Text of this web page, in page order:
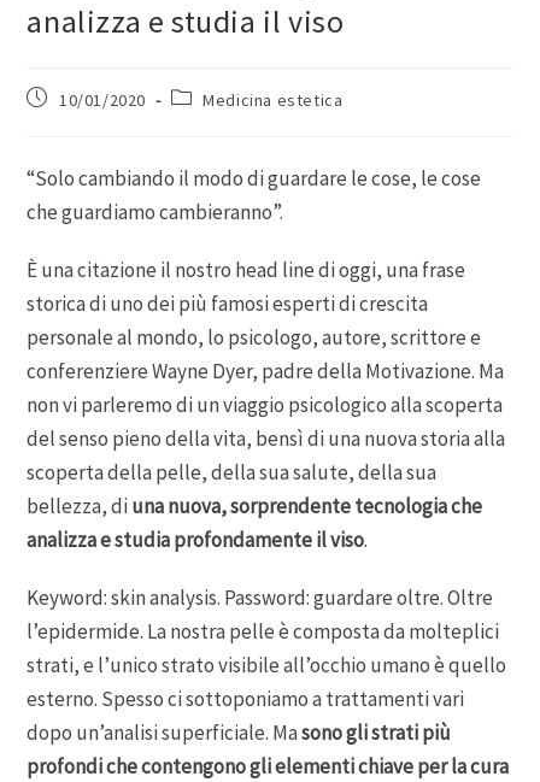
analizza e studia il viso
10/01/2020 Medicina estetica
“Solo cambiando il modo di guardare le cose, le cose
che guardiamo cambieranno”.
È una citazione il nostro head line di oggi, una frase
storica di uno dei più famosi esperti di crescita
personale al mondo, lo psicologo, autore, scrittore e
conferenziere Wayne Dyer, padre della Motivazione. Ma
non vi parleremo di un viaggio psicologico alla scoperta
del senso pieno della vita, bensì di una nuova storia alla
scoperta della pelle, della sua salute, della sua
bellezza, diuna nuova, sorprendente tecnologia che
analizza e studia profondamente il viso.
Keyword: skin analysis. Password: guardare oltre. Oltre
l’epidermide. La nostra pelle è composta da molteplici
strati, e l’unico strato visibile all’occhio umano è quello
esterno. Spesso ci sottoponiamo a trattamenti vari
dopo un’analisi superficiale. Masono gli strati più
profondi che contengono gli elementi chiave per la cura